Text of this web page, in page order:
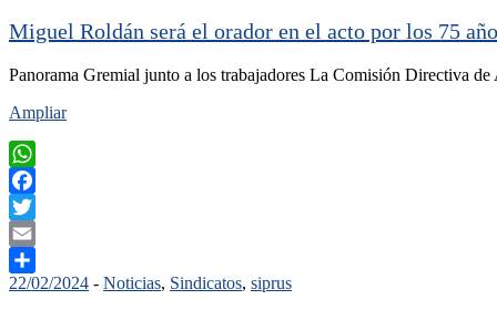
Miguel Roldán será el orador en el acto por los 75
Panorama Gremial junto a los trabajadores La Comisión Directiva
Ampliar
WhatsApp
Facebook
Twitter
Email
Compartir
22/02/2024 - Noticias, Sindicatos, siprus